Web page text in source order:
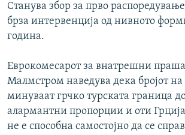
Станува збор за прво
брза интервенција од нивното
година.
Еврокомесарот за внатрешни
Малмстром наведува дека бројот на
минуваат грчко турската граница
алармантни пропорции и оти
не е способна самостојно да се